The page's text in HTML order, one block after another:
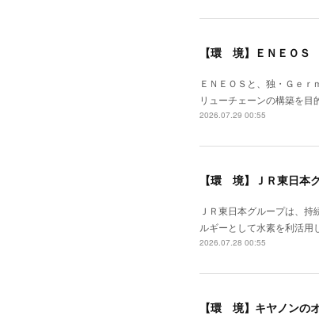
【環 境】ＥＮＥＯＳ
ＥＮＥＯＳと、独・Ｇｅ
リューチェーンの構築を
2026.07.29 00:55
【環 境】ＪＲ東日本
ＪＲ東日本グループは、
ルギーとして水素を利活
2026.07.28 00:55
【環 境】キヤノンの